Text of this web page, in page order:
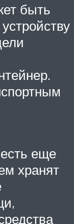
быть
еще
хранят